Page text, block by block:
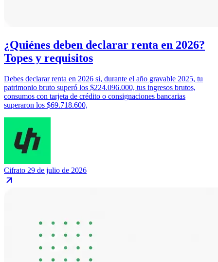
¿Quiénes deben declarar renta en 2026?
Topes y requisitos
Debes declarar renta en 2026 si, durante el año gravable 2025, tu
patrimonio bruto superó los $224.096.000, tus ingresos brutos,
consumos con tarjeta de crédito o consignaciones bancarias
superaron los $69.718.600,
Cifrato 29 de julio de 2026